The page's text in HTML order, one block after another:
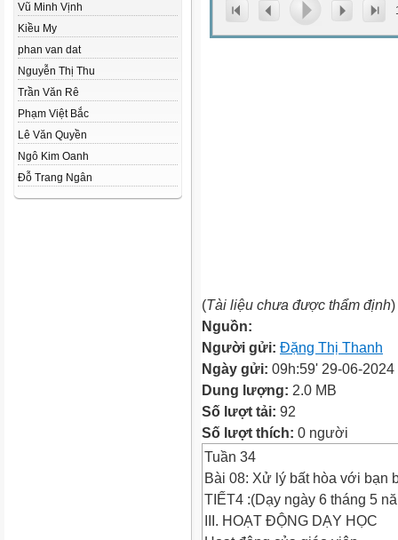
Vũ Minh Vịnh
Kiều My
phan van dat
Nguyễn Thị Thu
Trần Văn Rê
Phạm Việt Bắc
Lê Văn Quyền
Ngô Kim Oanh
Đỗ Trang Ngân
(Tài liệu chưa được thẩm định)
Nguồn:
Người gửi: Đặng Thị Thanh
Ngày gửi: 09h:59' 29-06-2024
Dung lượng: 2.0 MB
Số lượt tải: 92
Số lượt thích: 0 người
Tuần 34
Bài 08: Xử lý bất hòa với bạn
TIẾT4 :(Dạy ngày 6 tháng 5
III. HOẠT ĐỘNG DẠY HỌC